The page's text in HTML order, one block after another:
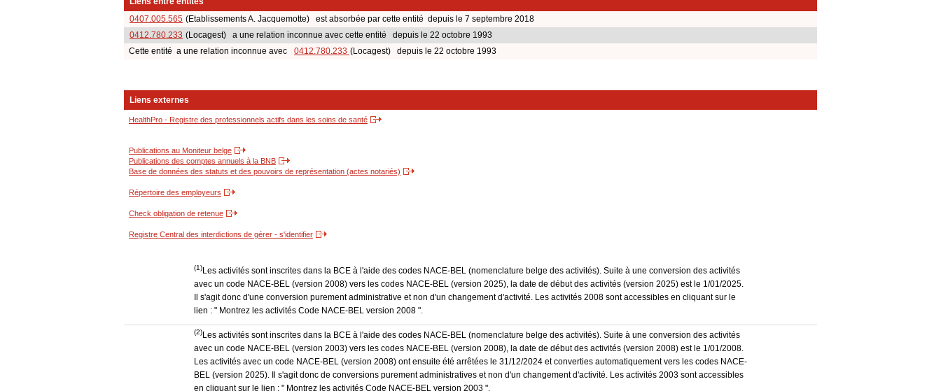
0407.005.565 (Etablissements A. Jacquemotte) est absorbée par cette entité depuis le 7 septembre 2018
0412.780.233 (Locagest) a une relation inconnue avec cette entité depuis le 22 octobre 1993
Cette entité a une relation inconnue avec 0412.780.233 (Locagest) depuis le 22 octobre 1993
Liens externes
HealthPro - Registre des professionnels actifs dans les soins de santé
Publications au Moniteur belge
Publications des comptes annuels à la BNB
Base de données des statuts et des pouvoirs de représentation (actes notariés)
Répertoire des employeurs
Check obligation de retenue
Registre Central des interdictions de gérer - s'identifier
(1)Les activités sont inscrites dans la BCE à l'aide des codes NACE-BEL (nomenclature belge des activités). Suite à une conversion des activités
avec un code NACE-BEL (version 2008) vers les codes NACE-BEL (version 2025), la date de début des activités (version 2025) est le 1/01/2025.
Il s'agit donc d'une conversion purement administrative et non d'un changement d'activité. Les activités 2008 sont accessibles en cliquant sur le
lien : " Montrez les activités Code NACE-BEL version 2008 ".
(2)Les activités sont inscrites dans la BCE à l'aide des codes NACE-BEL (nomenclature belge des activités). Suite à une conversion des activités
avec un code NACE-BEL (version 2003) vers les codes NACE-BEL (version 2008), la date de début des activités (version 2008) est le 1/01/2008.
Les activités avec un code NACE-BEL (version 2008) ont ensuite été arrêtées le 31/12/2024 et converties automatiquement vers les codes NACE-
BEL (version 2025). Il s'agit donc de conversions purement administratives et non d'un changement d'activité. Les activités 2003 sont accessibles
en cliquant sur le lien : " Montrez les activités Code NACE-BEL version 2003 ".